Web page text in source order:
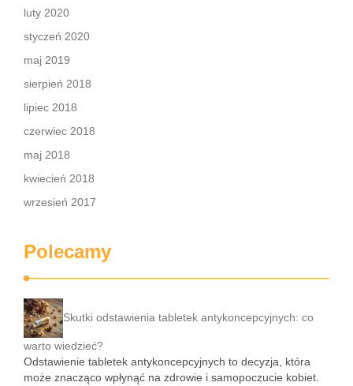
luty 2020
styczeń 2020
maj 2019
sierpień 2018
lipiec 2018
czerwiec 2018
maj 2018
kwiecień 2018
wrzesień 2017
Polecamy
Skutki odstawienia tabletek antykoncepcyjnych: co
warto wiedzieć?
Odstawienie tabletek antykoncepcyjnych to decyzja, która
może znacząco wpłynąć na zdrowie i samopoczucie kobiet.